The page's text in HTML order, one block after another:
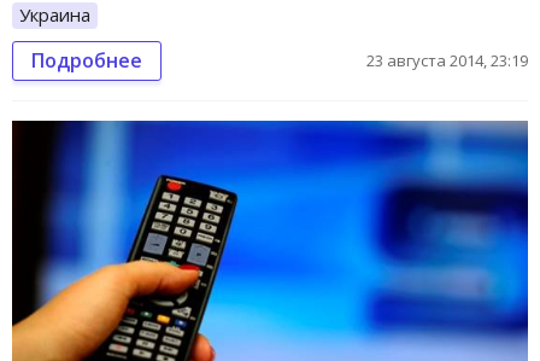
Украина
Подробнее 23 августа 2014, 23:19